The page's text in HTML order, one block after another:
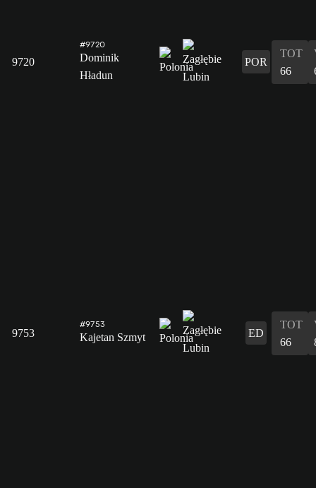
9720
#9720
Dominik
Hładun
POR
TOT
66
9753
#9753
Kajetan Szmyt ED
TOT
66